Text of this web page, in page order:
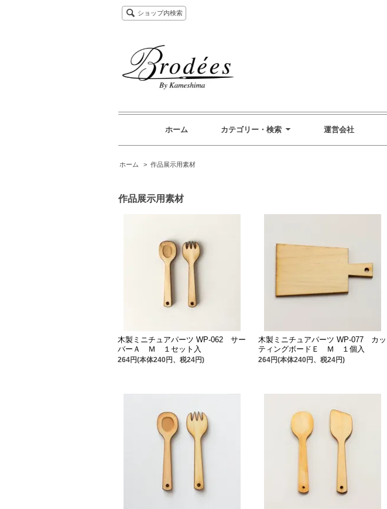
ショップ内検索
ホーム カテゴリー・検索 運営会社
ホーム > 作品展示用素材
作品展示用素材
木製ミニチュアパーツ WP-062 サー
バーＡ Ｍ １セット入
264円(本体240円、税24円)
木製ミニチュアパーツ WP-077 カッ
ティングボードＥ Ｍ １個入
264円(本体240円、税24円)